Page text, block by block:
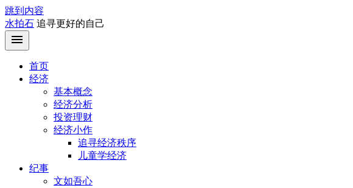
跳到内容
水拍石 追寻更好的自己
首页
经济
基本概念
经济分析
投资理财
经济小作
追寻经济秩序
儿童学经济
纪事
文如吾心